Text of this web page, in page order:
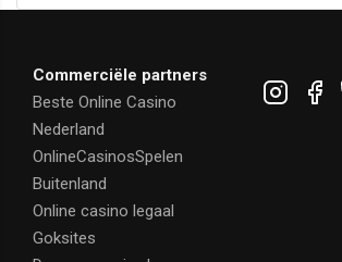
Commerciële partners
Beste Online Casino
Nederland
OnlineCasinosSpelen
Buitenland
Online casino legaal
Goksites